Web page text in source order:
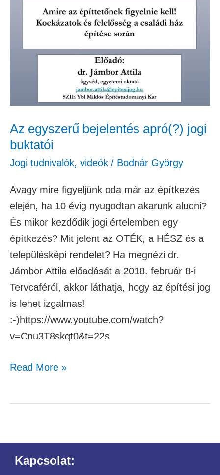
Az egyszerű bejelentés apró(?) jogi
buktatói
Jogi tudnivalók, videók / Bodnár György
Avagy mire figyeljünk oda már az építkezés
elején, ha 10 évig nyugodtan akarunk aludni?
És mikor kezdődik jogi értelemben egy
építkezés? Mit jelent az OTÉK, a HÉSZ és a
településképi rendelet? Ha megnézi dr.
Jámbor Attila előadását a 2018. február 8-i
Tervcaféról, akkor láthatja, hogy az építési jog
is lehet izgalmas!
:-)https://www.youtube.com/watch?
v=Cnu3T8skqt0&t=22s
egyszerű
Read More »
Kapcsolat: